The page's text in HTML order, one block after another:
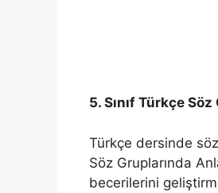
5. Sınıf Türkçe
Türkçe dersinde
Söz Gruplarında
becerilerini